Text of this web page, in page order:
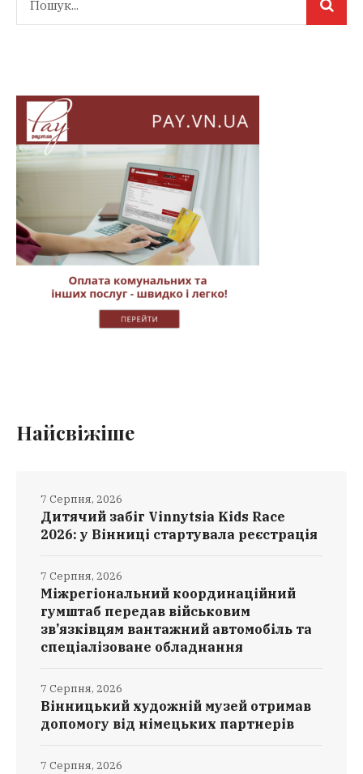
Найсвіжіше
Дитячий забіг Vinnytsia Kids Race
2026: у Вінниці стартувала реєстрація
7 Серпня, 2026
Міжрегіональний координаційний
гумштаб передав військовим
зв’язківцям вантажний автомобіль та
спеціалізоване обладнання
7 Серпня, 2026
Вінницький художній музей отримав
допомогу від німецьких партнерів
7 Серпня, 2026
7 Серпня, 2026